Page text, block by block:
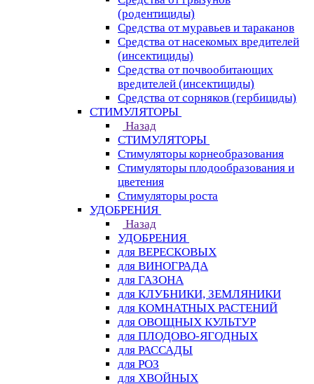
(родентициды)
Средства от муравьев и тараканов
Средства от насекомых вредителей
(инсектициды)
Средства от почвообитающих
вредителей (инсектициды)
Средства от сорняков (гербициды)
СТИМУЛЯТОРЫ
Назад
СТИМУЛЯТОРЫ
Стимуляторы корнеобразования
Стимуляторы плодообразования и
цветения
Стимуляторы роста
УДОБРЕНИЯ
Назад
УДОБРЕНИЯ
для ВЕРЕСКОВЫХ
для ВИНОГРАДА
для ГАЗОНА
для КЛУБНИКИ, ЗЕМЛЯНИКИ
для КОМНАТНЫХ РАСТЕНИЙ
для ОВОЩНЫХ КУЛЬТУР
для ПЛОДОВО-ЯГОДНЫХ
для РАССАДЫ
для РОЗ
для ХВОЙНЫХ